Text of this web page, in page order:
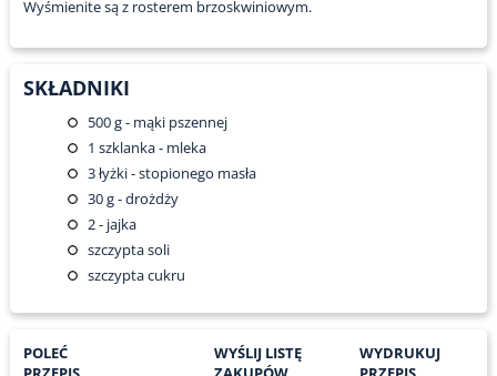
Wyśmienite są z rosterem brzoskwiniowym.
SKŁADNIKI
500g - mąki pszennej
1 szklanka - mleka
3łyżki - stopionego masła
30g - drożdży
2- jajka
szczypta soli
szczypta cukru
POLEĆ
WYŚLIJ LISTĘ
WYDRUKUJ